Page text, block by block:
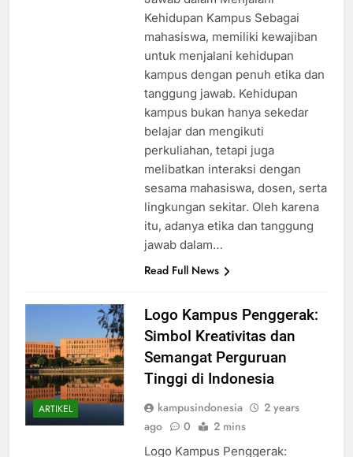
Jawab dalam Menjalani
Kehidupan Kampus Sebagai
mahasiswa, memiliki kewajiban
untuk menjalani kehidupan
kampus dengan penuh etika dan
tanggung jawab. Kehidupan
kampus bukan hanya sekedar
belajar dan mengikuti
perkuliahan, tetapi juga
melibatkan interaksi dengan
sesama mahasiswa, dosen, serta
lingkungan sekitar. Oleh karena
itu, adanya etika dan tanggung
ARTIKEL
Logo Kampus Penggerak:
Simbol Kreativitas dan
Semangat Perguruan
Tinggi di Indonesia
kampusindonesia